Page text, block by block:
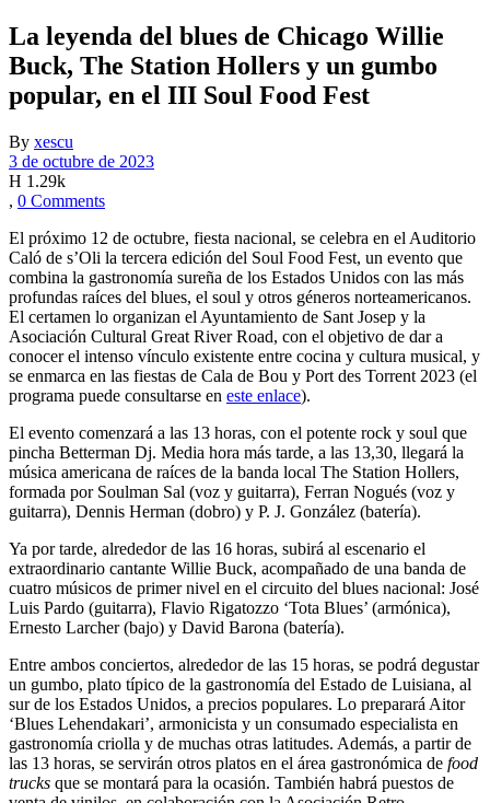
La leyenda del blues de Chicago Willie
Buck, The Station Hollers y un gumbo
popular, en el III Soul Food Fest
By xescu
3 de octubre de 2023
1.29k
0 Comments
El próximo 12 de octubre, fiesta nacional, se celebra en el Auditorio
Caló de s’Oli la tercera edición del Soul Food Fest, un evento que
combina la gastronomía sureña de los Estados Unidos con las más
profundas raíces del blues, el soul y otros géneros norteamericanos.
El certamen lo organizan el Ayuntamiento de Sant Josep y la
Asociación Cultural Great River Road, con el objetivo de dar a
conocer el intenso vínculo existente entre cocina y cultura musical, y
se enmarca en las fiestas de Cala de Bou y Port des Torrent 2023 (el
programa puede consultarse en este enlace).
El evento comenzará a las 13 horas, con el potente rock y soul que
pincha Betterman Dj. Media hora más tarde, a las 13,30, llegará la
música americana de raíces de la banda local The Station Hollers,
formada por Soulman Sal (voz y guitarra), Ferran Nogués (voz y
guitarra), Dennis Herman (dobro) y P. J. González (batería).
Ya por tarde, alrededor de las 16 horas, subirá al escenario el
extraordinario cantante Willie Buck, acompañado de una banda de
cuatro músicos de primer nivel en el circuito del blues nacional: José
Luis Pardo (guitarra), Flavio Rigatozzo ‘Tota Blues’ (armónica),
Ernesto Larcher (bajo) y David Barona (batería).
Entre ambos conciertos, alrededor de las 15 horas, se podrá degustar
un gumbo, plato típico de la gastronomía del Estado de Luisiana, al
sur de los Estados Unidos, a precios populares. Lo preparará Aitor
‘Blues Lehendakari’, armonicista y un consumado especialista en
gastronomía criolla y de muchas otras latitudes. Además, a partir de
las 13 horas, se servirán otros platos en el área gastronómica de food
trucks que se montará para la ocasión. También habrá puestos de